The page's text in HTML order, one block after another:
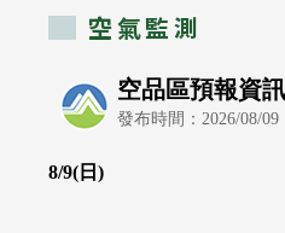
空氣監測